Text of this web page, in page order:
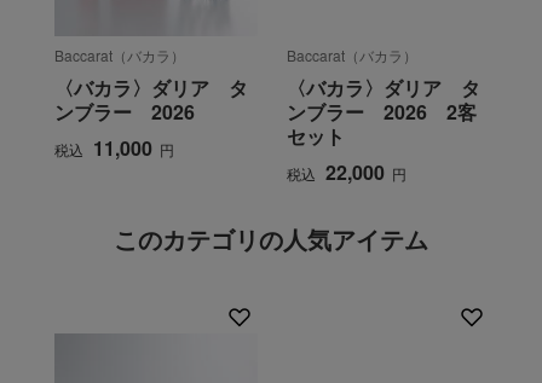
Baccarat（バカラ）
〈バカラ〉ダリア タ
ンブラー 2026
税込 11,000 円
Baccarat（バカラ）
〈バカラ〉ダリア タ
ンブラー 2026 2客
セット
税込 22,000 円
このカテゴリの人気アイテム